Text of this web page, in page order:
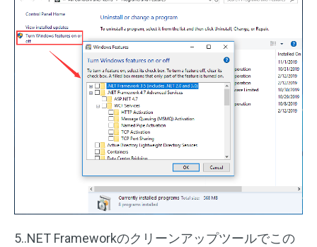
5..NET Frameworkのクリーンアップツールでこの